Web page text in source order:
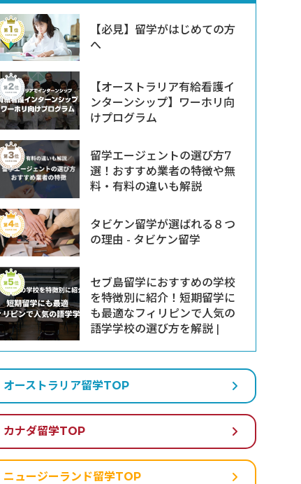
【必見】留学がはじめての方
へ
【オーストラリア有給看護イ
ンターンシップ】ワーホリ向
けプログラム
留学エージェントの選び方7
選！おすすめ業者の特徴や無
料・有料の違いも解説
タビケン留学が選ばれる８つ
の理由 - タビケン留学
セブ島留学におすすめの学校
を特徴別に紹介！短期留学に
も最適なフィリピンで人気の
語学学校の選び方を解説 |
オーストラリア留学TOP
カナダ留学TOP
ニュージーランド留学TOP